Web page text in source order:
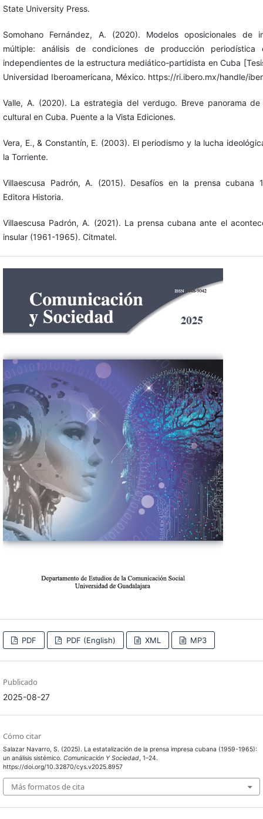
State University Press.
Somohano Fernández, A. (2020). Modelos oposicionales de
múltiple: análisis de condiciones de producción periodística
independientes de la estructura mediático-partidista en Cuba
Universidad Iberoamericana, México. https://ri.ibero.mx/handle/
Valle, A. (2020). La estrategia del verdugo. Breve panorama de
cultural en Cuba. Puente a la Vista Ediciones.
Vera, E., & Constantín, E. (2003). El periodismo y la lucha
la Torriente.
Villaescusa Padrón, A. (2015). Desafíos en la prensa cubana
Editora Historia.
Villaescusa Padrón, A. (2021). La prensa cubana ante el
insular (1961-1965). Citmatel.
PDF PDF (English) XML MP3
Publicado
2025-08-27
Cómo citar
Salazar Navarro, S. (2025). La estatalización de la prensa impresa cubana (1959-1965):
un análisis sistémico. Comunicación Y Sociedad, 1–24.
https://doi.org/10.32870/cys.v2025.8957
Más formatos de cita